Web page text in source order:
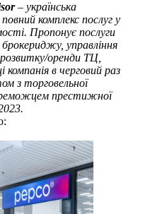
– українська
комплекс послуг у
Пропонує послуги
брокериджу, управління
оренди ТЦ,
в черговий раз
з торговельної
престижної